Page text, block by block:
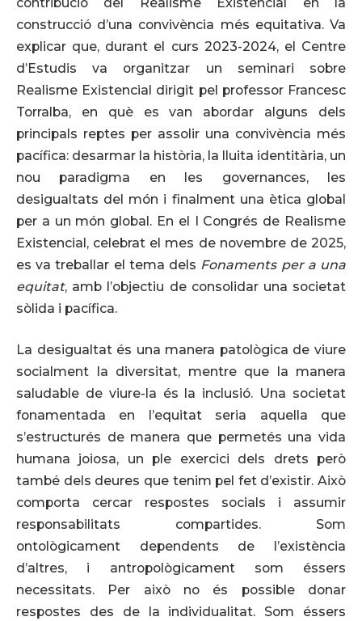
construcció d’una convivència més equitativa. Va
explicar que, durant el curs 2023-2024, el Centre
d’Estudis va organitzar un seminari sobre
Realisme Existencial dirigit pel professor Francesc
Torralba, en què es van abordar alguns dels
principals reptes per assolir una convivència més
pacífica: desarmar la història, la lluita identitària, un
nou paradigma en les governances, les
desigualtats del món i finalment una ètica global
per a un món global. En el I Congrés de Realisme
Existencial, celebrat el mes de novembre de 2025,
es va treballar el tema dels Fonaments per a una
equitat, amb l’objectiu de consolidar una societat
sòlida i pacífica.
La desigualtat és una manera patològica de viure
socialment la diversitat, mentre que la manera
saludable de viure-la és la inclusió. Una societat
fonamentada en l’equitat seria aquella que
s’estructurés de manera que permetés una vida
humana joiosa, un ple exercici dels drets però
també dels deures que tenim pel fet d’existir. Això
comporta cercar respostes socials i assumir
responsabilitats compartides. Som
ontològicament dependents de l’existència
d’altres, i antropològicament som éssers
necessitats. Per això no és possible donar
respostes des de la individualitat. Som éssers